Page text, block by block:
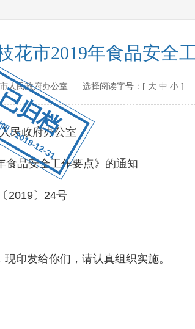
归档
2019-12-31
花市2019年食品安全
人民政府办公室 选择阅读字号：[ 大 中 小]
政府办公室
食品安全工作要点》的通知
〕24号
发给你们，请认真组织实施。